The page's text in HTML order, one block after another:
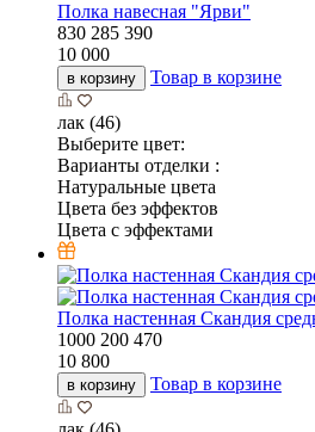
Полка навесная "Ярви"
830 285 390
10 000
в корзину Товар в корзине
лак (46)
Выберите цвет:
Варианты отделки :
Натуральные цвета
Цвета без эффектов
Цвета с эффектами
Полка настенная Скандия
1000 200 470
10 800
в корзину Товар в корзине